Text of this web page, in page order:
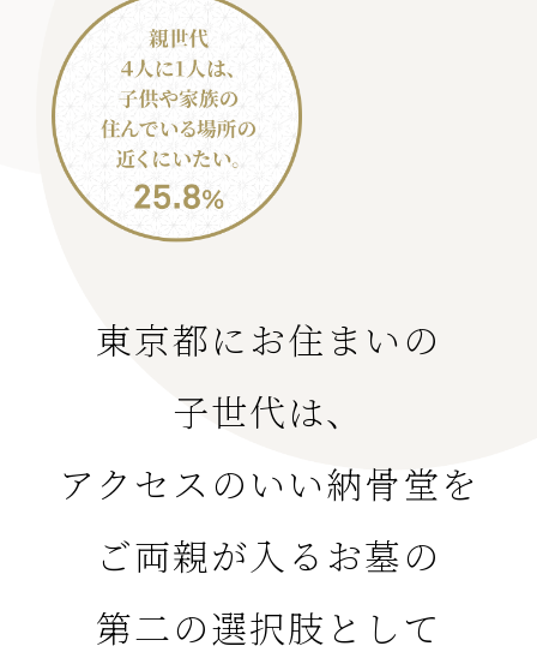
東京都にお住まいの
子世代は、
アクセスのいい納骨堂を
ご両親が入るお墓の
第二の選択肢として